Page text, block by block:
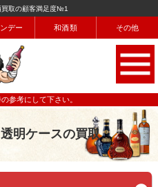
買取の顧客満足度№1
デー 和酒類 その他
参考にして下さい。
明ケースの買取